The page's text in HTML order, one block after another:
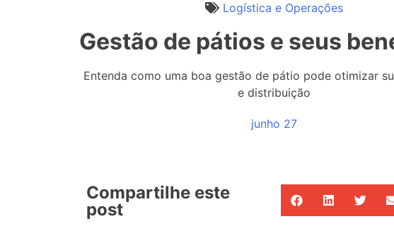
Logística e Operações
Gestão de pátios e seus
Entenda como uma boa gestão de pátio pode otimizar
e distribuição
junho 27
Compartilhe este
post